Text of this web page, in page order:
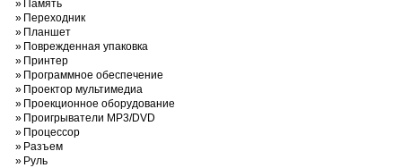
» Память
» Переходник
» Планшет
» Поврежденная упаковка
» Принтер
» Программное обеспечение
» Проектор мультимедиа
» Проекционное оборудование
» Проигрыватели MP3/DVD
» Процессор
» Разъем
» Руль